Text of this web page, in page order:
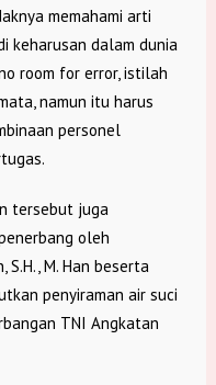
memahami arti
keharusan dalam dunia
room for error, istilah
namun itu harus
personel
tersebut juga
oleh
M. Han beserta
penyiraman air suci
TNI Angkatan